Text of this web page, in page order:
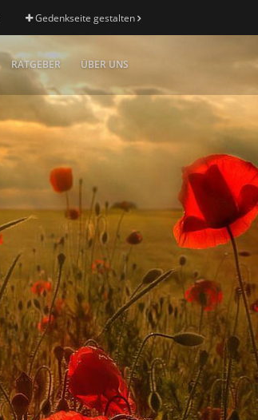
Gedenkseite gestalten
RATGEBER ÜBER UNS